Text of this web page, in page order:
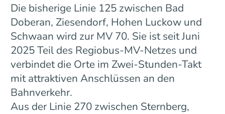
Die bisherige Linie 125 zwischen Bad
Doberan, Ziesendorf, Hohen Luckow und
Schwaan wird zur MV 70. Sie ist seit Juni
2025 Teil des Regiobus-MV-Netzes und
verbindet die Orte im Zwei-Stunden-Takt
mit attraktiven Anschlüssen an den
Bahnverkehr.
Aus der Linie 270 zwischen Sternberg,